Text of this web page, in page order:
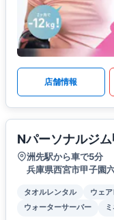
店舗情報
Nパーソナルジ
洲先駅から車で5分
兵庫県西宮市甲子園
タオルレンタル ウェ
ウォーターサーバー